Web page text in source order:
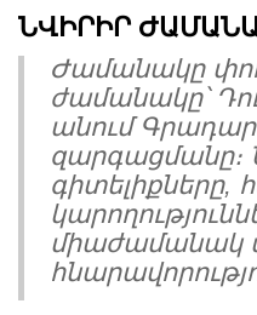
ՆՎԻՐԻՐ
Ժամանակը փող
ժամանակը՝
անում
զարգացմանը։
գիտելիքները,
միաժամանակ